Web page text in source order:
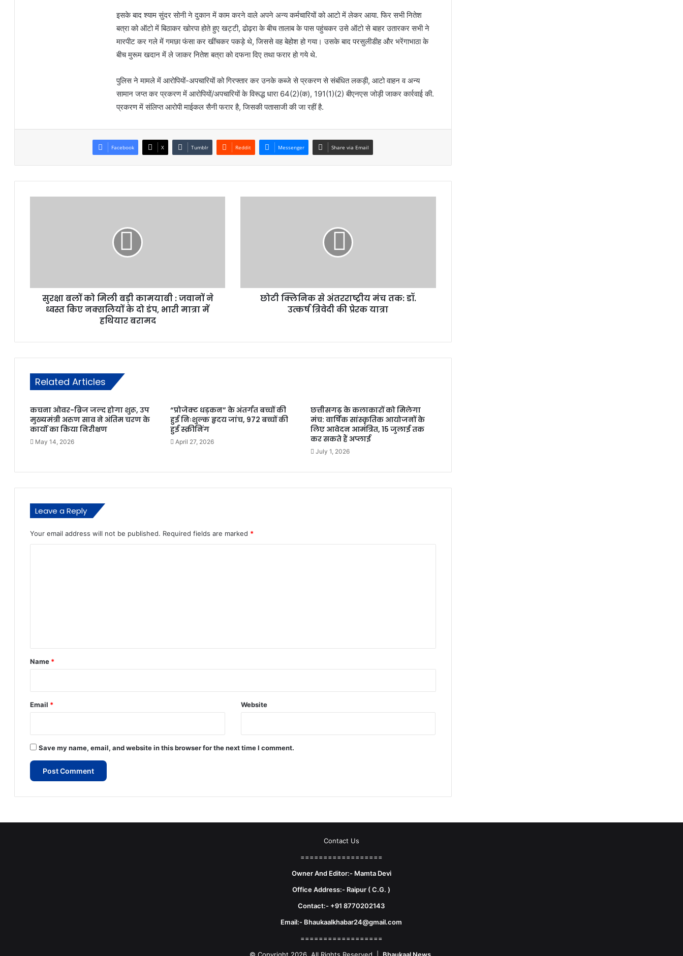
इसके बाद श्याम सुंदर सोनी ने दुकान में काम करने वाले अपने अन्य कर्मचारियों को आटो में लेकर आया. फिर सभी नितेश
बत्रा को ऑटो में बिठाकर खोरपा होते हुए खट्टी, ढोढ़रा के बीच तालाब के पास पहुंचकर उसे ऑटो से बाहर उतारकर सभी ने
मारपीट कर गले में गमछा फंसा कर खींचकर पकड़े थे, जिससे वह बेहोश हो गया। उसके बाद परसुलीडीह और भरेंगाभाठा के
बीच मुरूम खदान में ले जाकर नितेश बत्रा को दफना दिए तथा फरार हो गये थे.
पुलिस ने मामले में आरोपियों-अपचारियों को गिरफ्तार कर उनके कब्जे से प्रकरण से संबंधित लकड़ी, आटो वाहन व अन्य
सामान जप्त कर प्रकरण में आरोपियों/अपचारियों के विरूद्ध धारा 64(2)(क), 191(1)(2) बीएनएस जोड़ी जाकर कार्रवाई की.
प्रकरण में संलिप्त आरोपी माईकल सैनी फरार है, जिसकी पतासाजी की जा रहीं है.
Facebook X Tumblr Reddit Messenger Share via Email
सुरक्षा बलों को मिली बड़ी कामयाबी : जवानों ने
ध्वस्त किए नक्सलियों के दो डंप, भारी मात्रा में
हथियार बरामद
छोटी क्लिनिक से अंतरराष्ट्रीय मंच तक: डॉ.
उत्कर्ष त्रिवेदी की प्रेरक यात्रा
Related Articles
कचना ओवर-ब्रिज जल्द होगा शुरू, उप
मुख्यमंत्री अरुण साव ने अंतिम चरण के
कार्यों का किया निरीक्षण
May 14, 2026
“प्रोजेक्ट धड़कन” के अंतर्गत बच्चों की
हुई निःशुल्क हृदय जांच, 972 बच्चों की
हुई स्क्रीनिंग
April 27, 2026
छत्तीसगढ़ के कलाकारों को मिलेगा
मंच: वार्षिक सांस्कृतिक आयोजनों के
लिए आवेदन आमंत्रित, 15 जुलाई तक
कर सकते हैं अप्लाई
July 1, 2026
Leave a Reply
Your email address will not be published. Required fields are marked *
*
Name *
Email * Website
Save my name, email, and website in this browser for the next time I comment.
Contact Us
==================
Owner And Editor:- Mamta Devi
Office Address:- Raipur ( C.G. )
Contact:- +91 8770202143
Email:- Bhaukaalkhabar24@gmail.com
==================